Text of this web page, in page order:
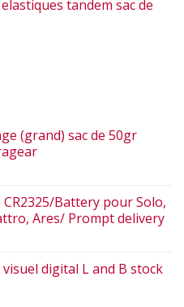
tandem sac de
(grand) sac de 50gr
Battery pour Solo,
Ares/ Prompt delivery
digital L and B stock